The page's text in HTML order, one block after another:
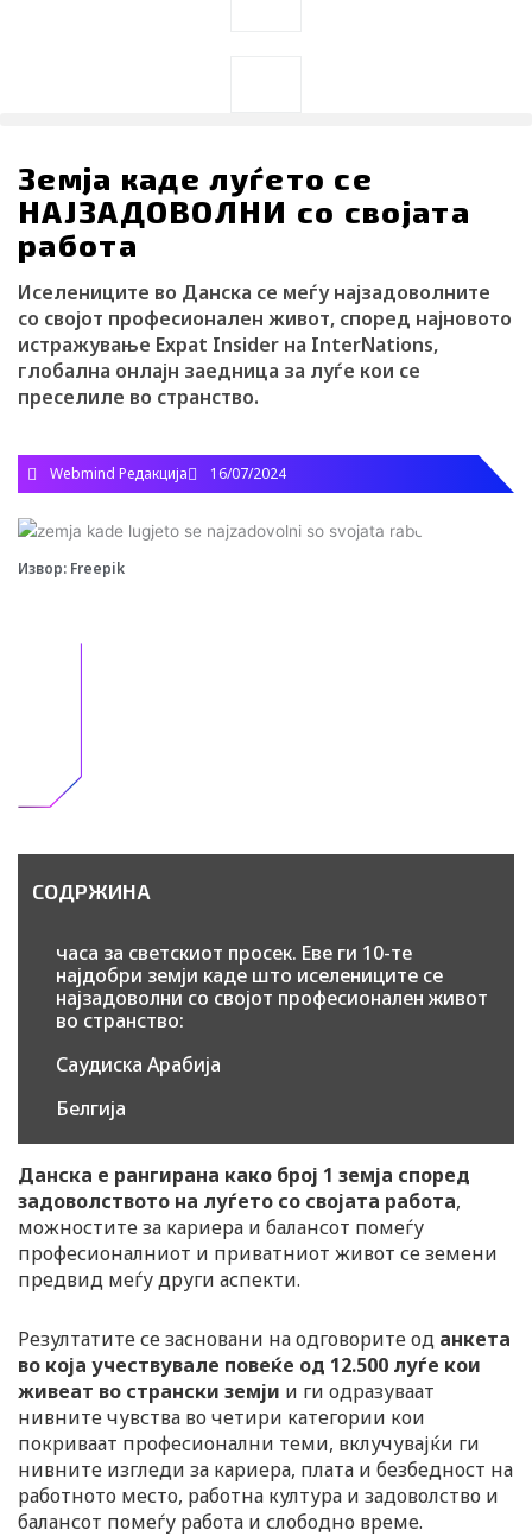
Земја каде луѓето се
НАЈЗАДОВОЛНИ со својата
работа
Иселениците во Данска се меѓу најзадоволните
со својот професионален живот, според најновото
истражување Expat Insider на InterNations,
глобална онлајн заедница за луѓе кои се
преселиле во странство.
Webmind Редакција 16/07/2024
Извор: Freepik
СОДРЖИНА
часа за светскиот просек. Еве ги 10-те
најдобри земји каде што иселениците се
најзадоволни со својот професионален живот
во странство:
Саудиска Арабија
Белгија
Данска е рангирана како број 1 земја според
задоволството на луѓето со својата работа,
можностите за кариера и балансот помеѓу
професионалниот и приватниот живот се земени
предвид меѓу други аспекти.
Резултатите се засновани на одговорите од анкета
во која учествувале повеќе од 12.500 луѓе кои
живеат во странски земји и ги одразуваат
нивните чувства во четири категории кои
покриваат професионални теми, вклучувајќи ги
нивните изгледи за кариера, плата и безбедност на
работното место, работна култура и задоволство и
балансот помеѓу работа и слободно време.